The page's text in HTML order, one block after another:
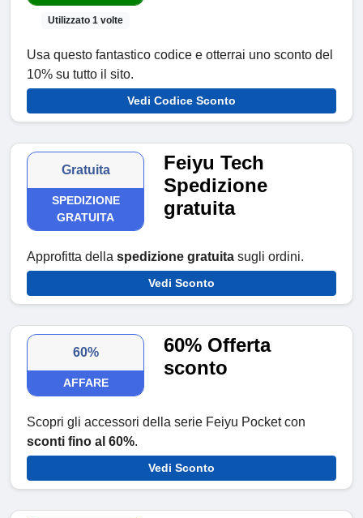
Utilizzato 1 volte
Usa questo fantastico codice e otterrai uno sconto del
10% su tutto il sito.
Vedi Codice Sconto
Gratuita
SPEDIZIONE
GRATUITA
Feiyu Tech
Spedizione
gratuita
Approfitta della spedizione gratuita sugli ordini.
Vedi Sconto
60%
AFFARE
60% Offerta
sconto
Scopri gli accessori della serie Feiyu Pocket con
sconti fino al 60%.
Vedi Sconto